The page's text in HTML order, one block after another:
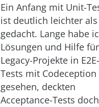
Ein Anfang mit Unit-
ist deutlich leichter als
gedacht. Lange habe
Lösungen und Hilfe für
Legacy-Projekte in E2E-
Tests mit Codeception
gesehen, deckten
Acceptance-Tests